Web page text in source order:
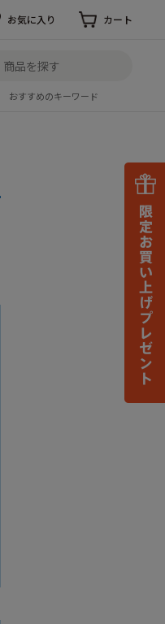
お気に入り カート
おすすめのキーワード